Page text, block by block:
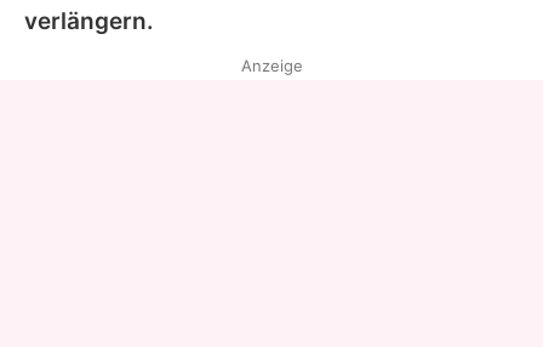
verlängern.
Anzeige